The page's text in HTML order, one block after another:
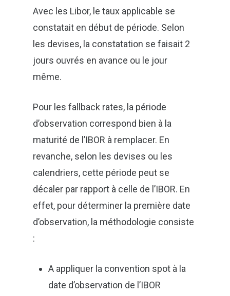
Avec les Libor, le taux applicable se
constatait en début de période. Selon
les devises, la constatation se faisait 2
jours ouvrés en avance ou le jour
même.
Pour les fallback rates, la période
d’observation correspond bien à la
maturité de l’IBOR à remplacer. En
revanche, selon les devises ou les
calendriers, cette période peut se
décaler par rapport à celle de l’IBOR. En
effet, pour déterminer la première date
d’observation, la méthodologie consiste
A appliquer la convention spot à la
date d’observation de l’IBOR